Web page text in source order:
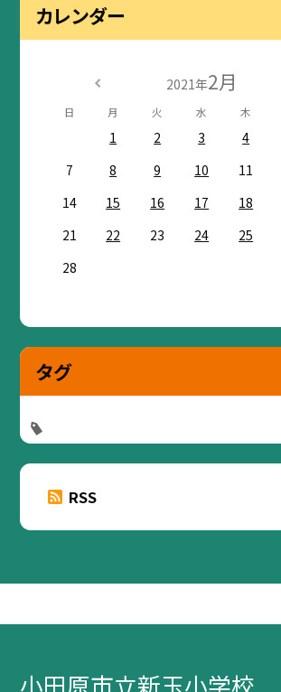
カレンダー
2021年2月
日 月 火 水 木
1 2 3 4
7
8 9 10 11
14
15 16 17 18
21
22 23 24 25
28
タグ
RSS
小田原市立新玉小学校